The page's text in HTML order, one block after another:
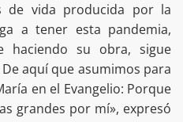
de vida producida por la
a tener esta pandemia,
haciendo su obra, sigue
aquí que asumimos para
en el Evangelio: Porque
grandes por mí», expresó